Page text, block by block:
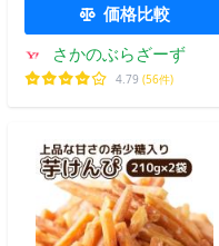
価格比較
さかのぶらざーず
4.79 (56件)